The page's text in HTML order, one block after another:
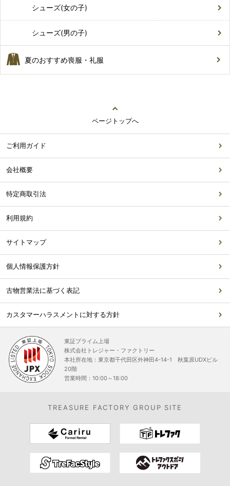
シューズ(女の子)
シューズ(男の子)
夏のおすすめ喪服・礼服
ページトップへ
ご利用ガイド
会社概要
特定商取引法
利用規約
サイトマップ
個人情報保護方針
古物営業法に基づく表記
カスタマーハラスメントに対する方針
東証プライム上場
株式会社トレジャー・ファクトリー
本社所在地：東京都千代田区外神田4-14-1 秋葉原UDXビル
20階
営業時間：10:00～18:00
TREASURE FACTORY GROUP SITE